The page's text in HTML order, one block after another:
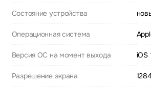
Состояние устройства
Операционная система
Версия ОС на момент выхода iOS
Разрешение экрана